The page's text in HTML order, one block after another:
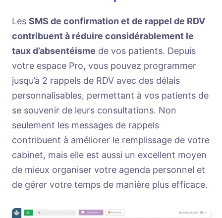
notification par SMS vous permet
d’avertir les patients suivants
Tenez vos patients
informés des nouvelles importantes
concernant votre cabinet
Les SMS de confirmation et de rappel de RDV
contribuent à réduire considérablement le
taux d’absentéisme de vos patients. Depuis
votre espace Pro, vous pouvez programmer
jusqu’à 2 rappels de RDV avec des délais
personnalisables, permettant à vos patients de
se souvenir de leurs consultations. Non
seulement les messages de rappels
contribuent à améliorer le remplissage de votre
cabinet, mais elle est aussi un excellent moyen
de mieux organiser votre agenda personnel et
de gérer votre temps de manière plus efficace.